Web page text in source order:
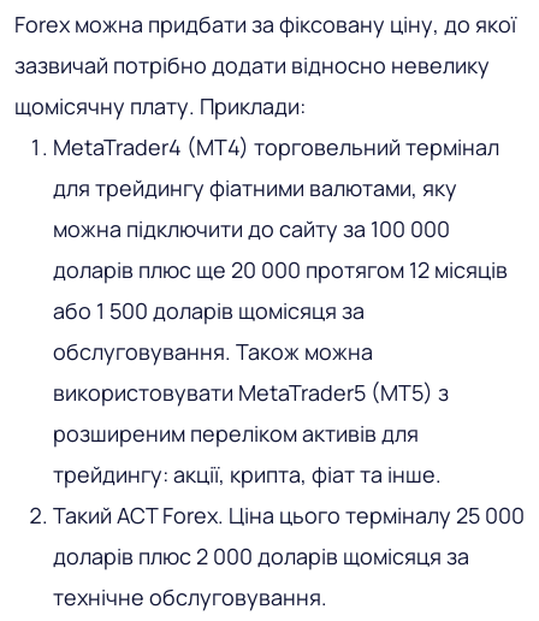
Forex можна придбати за фіксовану ціну, до якої
зазвичай потрібно додати відносно невелику
щомісячну плату. Приклади:
MetaTrader4 (MT4) торговельний термінал
для трейдингу фіатними валютами, яку
можна підключити до сайту за 100 000
доларів плюс ще 20 000 протягом 12 місяців
або 1 500 доларів щомісяця за
обслуговування. Також можна
використовувати MetaTrader5 (MT5) з
розширеним переліком активів для
трейдингу: акції, крипта, фіат та інше.
Такий ACT Forex. Ціна цього терміналу 25 000
доларів плюс 2 000 доларів щомісяця за
технічне обслуговування.